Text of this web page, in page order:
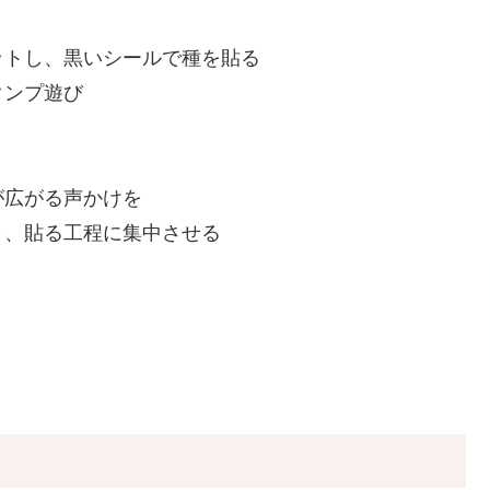
し、黒いシールで種を貼る
プ遊び
がる声かけを
貼る工程に集中させる